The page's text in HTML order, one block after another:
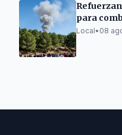
para
(Huelva)
Local• 08